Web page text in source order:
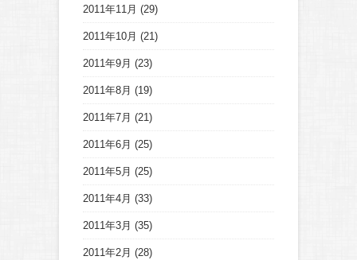
2011年11月 (29)
2011年10月 (21)
2011年9月 (23)
2011年8月 (19)
2011年7月 (21)
2011年6月 (25)
2011年5月 (25)
2011年4月 (33)
2011年3月 (35)
2011年2月 (28)